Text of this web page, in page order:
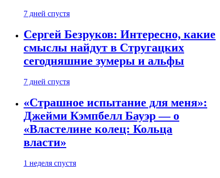
7 дней спустя
Сергей Безруков: Интересно, какие
смыслы найдут в Стругацких
сегодняшние зумеры и альфы
7 дней спустя
«Страшное испытание для меня»:
Джейми Кэмпбелл Бауэр — о
«Властелине колец: Кольца
власти»
1 неделя спустя